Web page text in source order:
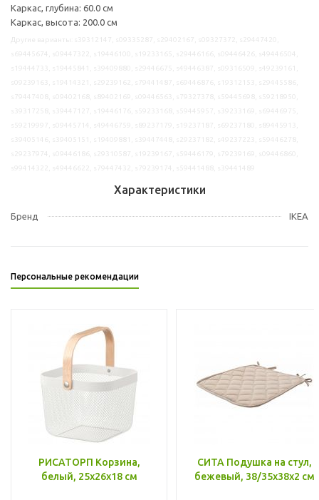
Каркас, глубина: 60.0 см
Каркас, высота: 200.0 см
Характеристики
Бренд IKEA
Персональные рекомендации
РИСАТОРП Корзина,
белый, 25x26x18 см
СИТА Подушка на стул,
бежевый, 38/35x38x2 см